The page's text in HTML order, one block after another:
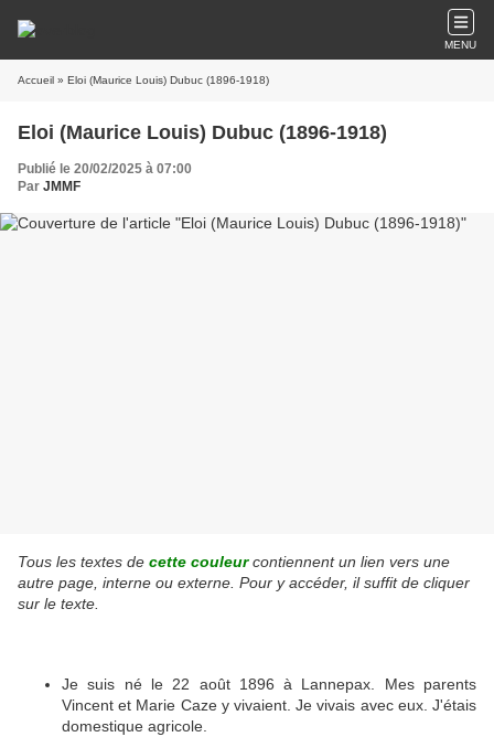
MENU
Accueil » Eloi (Maurice Louis) Dubuc (1896-1918)
Eloi (Maurice Louis) Dubuc (1896-1918)
Publié le 20/02/2025 à 07:00
Par JMMF
Tous les textes de cette couleurcontiennent un lien vers une
autre page, interne ou externe. Pour y accéder, il suffit de cliquer
sur le texte.
Je suis né le 22 août 1896 à Lannepax. Mes parents
Vincent et Marie Caze y vivaient. Je vivais avec eux. J'étais
domestique agricole.